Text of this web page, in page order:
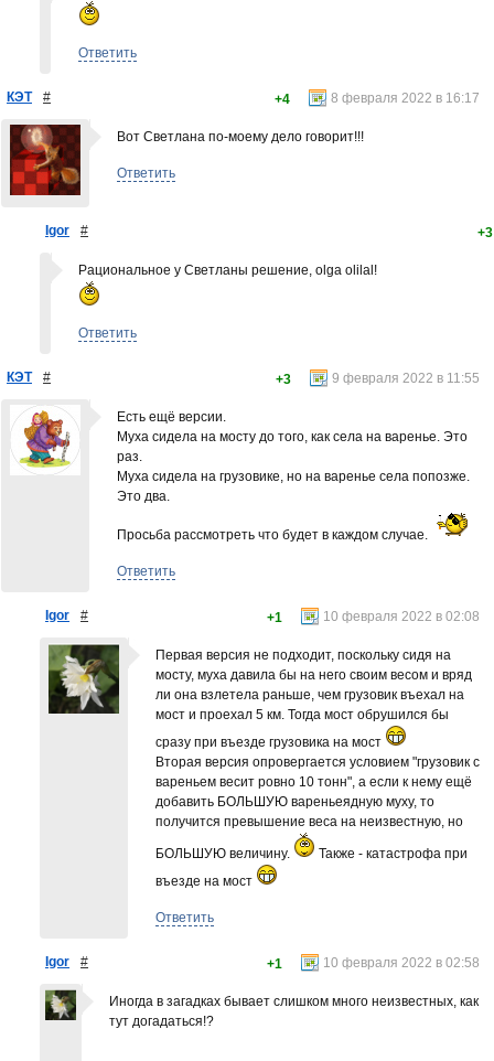
Ответить
КЭТ # 8 февраля 2022 в 16:17
+4
Вот Светлана по-моему дело говорит!!!
Ответить
Igor # +3
Рациональное у Светланы решение, olga olilal!
Ответить
КЭТ # 9 февраля 2022 в 11:55
+3
Есть ещё версии.
Муха сидела на мосту до того, как села на варенье. Это
раз.
Муха сидела на грузовике, но на варенье села попозже.
Это два.
Просьба рассмотреть что будет в каждом случае.
Ответить
Igor # 10 февраля 2022 в 02:08
+1
Первая версия не подходит, поскольку сидя на
мосту, муха давила бы на него своим весом и вряд
ли она взлетела раньше, чем грузовик въехал на
мост и проехал 5 км. Тогда мост обрушился бы
сразу при въезде грузовика на мост
Вторая версия опровергается условием "грузовик с
вареньем весит ровно 10 тонн", а если к нему ещё
добавить БОЛЬШУЮ вареньеядную муху, то
получится превышение веса на неизвестную, но
БОЛЬШУЮ величину.
Также - катастрофа при
въезде на мост
Ответить
Igor # 10 февраля 2022 в 02:58
+1
Иногда в загадках бывает слишком много неизвестных, как
тут догадаться!?